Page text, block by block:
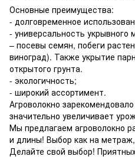
Основные преимущества:
- долговременное
- универсальность укрывного
– посевы семян, побеги
виноград). Также укрытие
открытого грунта.
- экологичность;
- широкий ассортимент.
Агроволокно
значительно увеличивает
Мы предлагаем агроволокно
и длины! Выбор как на
Делайте свой выбор!